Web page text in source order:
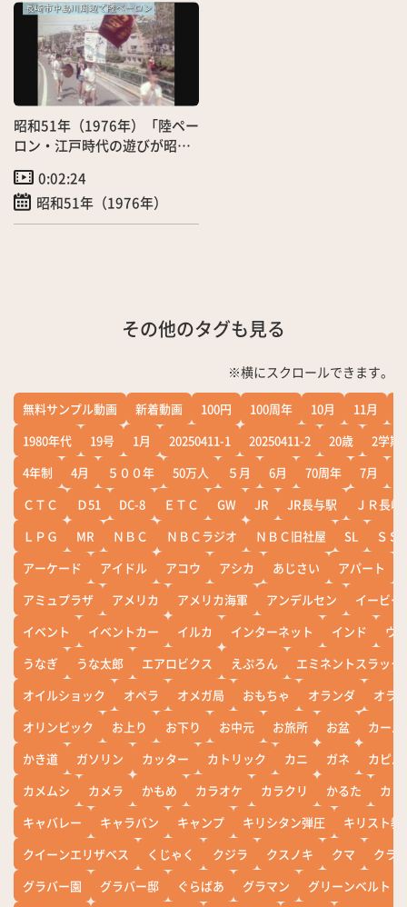
昭和51年（1976年）「陸ペー
ロン・江戸時代の遊びが昭和
0:02:24
昭和51年（1976年）
その他のタグも見る
※横にスクロールできます。
無料サンプル動画 新着動画 100円 100周年 10月 11月
1980年代
19号 1月 20250411-1 20250411-2 20歳
2学期
4年制
4月 ５００年 50万人 ５月 6月 70周年 7月
ＣＴＣ
Ｄ51 DC-8 ＥＴＣ GW JR JR長与駅
ＪＲ長崎
ＬＰＧ
MR ＮＢＣ ＮＢＣラジオ ＮＢＣ旧社屋 SL
ＳＳ
アーケード
アイドル アコウ アシカ あじさい アパート
アミュプラザ
アメリカ アメリカ海軍 アンデルセン
イービー
イベント
イベントカー イルカ インターネット インド
ウ
うなぎ
うな太郎 エアロビクス えぷろん
エミネントスラック
オイルショック
オペラ オメガ局 おもちゃ オランダ
オラ
オリンピック
お上り お下り お中元 お旅所 お盆
カー
かき道
ガソリン カッター カトリック カニ ガネ
カピバ
カメムシ
カメラ かもめ カラオケ カラクリ かるた
カレ
キャバレー
キャラバン キャンプ キリシタン弾圧
キリスト教
クイーンエリザベス
くじゃく クジラ クスノキ クマ
クラ
グラバー園
グラバー邸 ぐらばあ グラマン
グリーンベルト